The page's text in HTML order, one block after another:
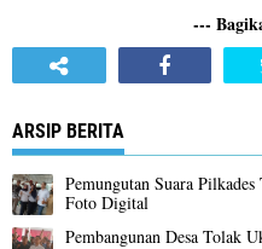
---
ARSIP BERITA
Pemungutan Suara
Foto Digital
Pembangunan Desa Tolak